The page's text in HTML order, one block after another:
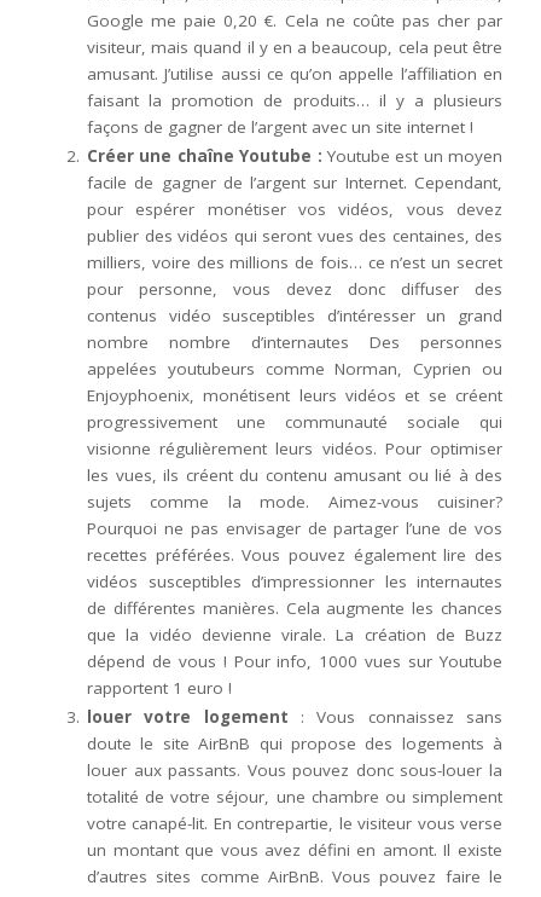
Google me paie 0,20 €. Cela ne coûte pas cher par
visiteur, mais quand il y en a beaucoup, cela peut être
amusant. J’utilise aussi ce qu’on appelle l’affiliation en
faisant la promotion de produits… il y a plusieurs
façons de gagner de l’argent avec un site internet !
Créer une chaîne Youtube : Youtube est un moyen
facile de gagner de l’argent sur Internet. Cependant,
pour espérer monétiser vos vidéos, vous devez
publier des vidéos qui seront vues des centaines, des
milliers, voire des millions de fois… ce n’est un secret
pour personne, vous devez donc diffuser des
contenus vidéo susceptibles d’intéresser un grand
nombre nombre d’internautes Des personnes
appelées youtubeurs comme Norman, Cyprien ou
Enjoyphoenix, monétisent leurs vidéos et se créent
progressivement une communauté sociale qui
visionne régulièrement leurs vidéos. Pour optimiser
les vues, ils créent du contenu amusant ou lié à des
sujets comme la mode. Aimez-vous cuisiner?
Pourquoi ne pas envisager de partager l’une de vos
recettes préférées. Vous pouvez également lire des
vidéos susceptibles d’impressionner les internautes
de différentes manières. Cela augmente les chances
que la vidéo devienne virale. La création de Buzz
dépend de vous ! Pour info, 1000 vues sur Youtube
rapportent 1 euro !
louer votre logement : Vous connaissez sans
doute le site AirBnB qui propose des logements à
louer aux passants. Vous pouvez donc sous-louer la
totalité de votre séjour, une chambre ou simplement
votre canapé-lit. En contrepartie, le visiteur vous verse
un montant que vous avez défini en amont. Il existe
d’autres sites comme AirBnB. Vous pouvez faire le